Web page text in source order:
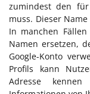
zumindest den
muss. Dieser
In manchen
Namen ersetzen,
Google-Konto
Profils kann
Adresse